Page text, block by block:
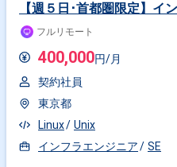
【週５日･首都圏限定】イ
フルリモート
400,000円/月
契約社員
東京都
Linux
Unix
インフラエンジニア
SE